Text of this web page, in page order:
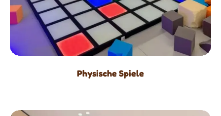
Physische Spiele